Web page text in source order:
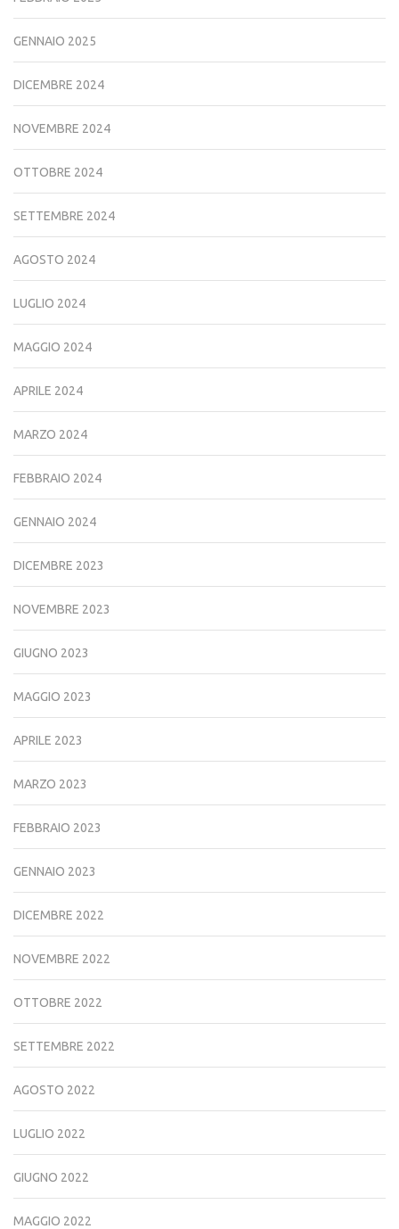
GENNAIO 2025
DICEMBRE 2024
NOVEMBRE 2024
OTTOBRE 2024
SETTEMBRE 2024
AGOSTO 2024
LUGLIO 2024
MAGGIO 2024
APRILE 2024
MARZO 2024
FEBBRAIO 2024
GENNAIO 2024
DICEMBRE 2023
NOVEMBRE 2023
GIUGNO 2023
MAGGIO 2023
APRILE 2023
MARZO 2023
FEBBRAIO 2023
GENNAIO 2023
DICEMBRE 2022
NOVEMBRE 2022
OTTOBRE 2022
SETTEMBRE 2022
AGOSTO 2022
LUGLIO 2022
GIUGNO 2022
MAGGIO 2022